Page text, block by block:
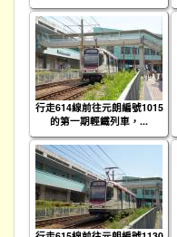
行走614線前往元朗編號1015
的第一期輕鐵列車，...